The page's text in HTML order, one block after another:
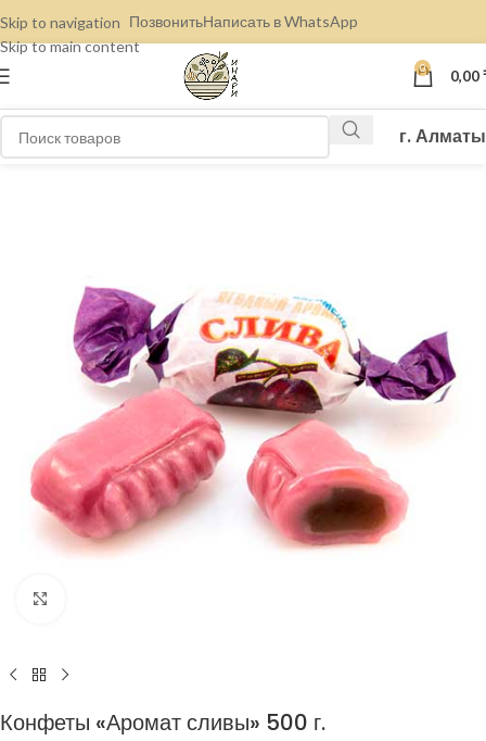
Skip to navigation
Skip to main content
ПозвонитьНаписать в WhatsApp
0 0,00
г. Алматы
Конфеты «Аромат сливы» 500 г.